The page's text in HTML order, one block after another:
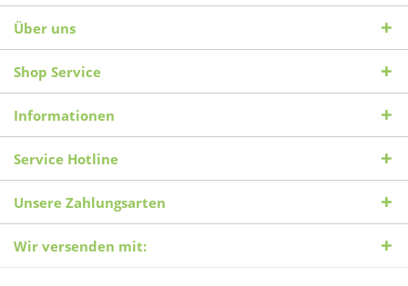
Über uns
Shop Service
Informationen
Service Hotline
Unsere Zahlungsarten
Wir versenden mit: